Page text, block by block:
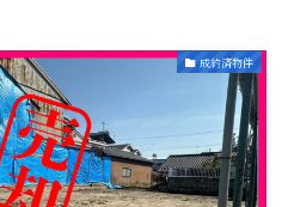
成約済物件